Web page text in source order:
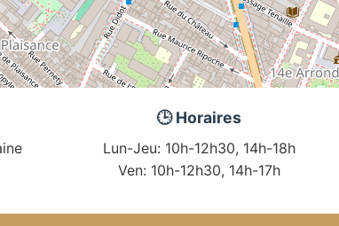
🕒 Horaires
Lun-Jeu: 10h-12h30, 14h-18h
Ven: 10h-12h30, 14h-17h